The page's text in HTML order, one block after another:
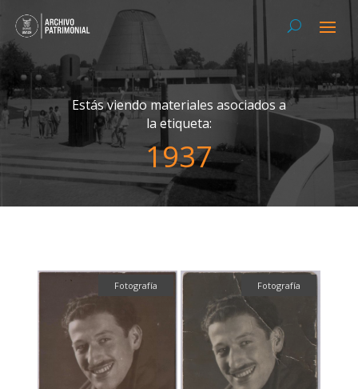
Estás viendo materiales asociados a
la etiqueta:
1937
Fotografía Fotografía